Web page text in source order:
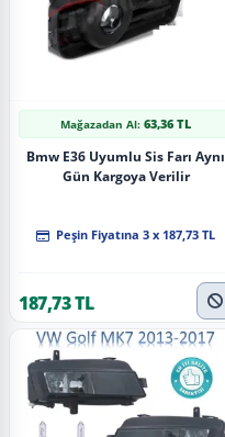
Mağazadan Al:63,36 TL
Bmw E36 Uyumlu Sis Farı Aynı
Gün Kargoya Verilir
Peşin Fiyatına 3 x 187,73 TL
187,73 TL